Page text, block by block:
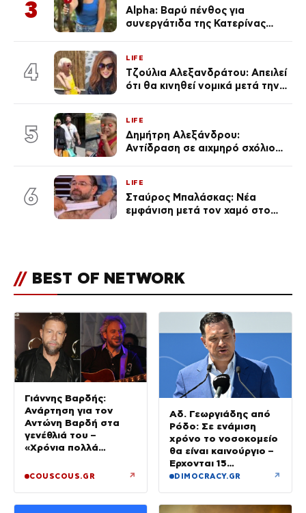
3
Alpha: Βαρύ πένθος για
συνεργάτιδα της Κατερίνας
του Θεού»
4
LIFE
Τζούλια Αλεξανδράτου: Απειλεί
ότι θα κινηθεί νομικά μετά την
5
LIFE
Δημήτρη Αλεξάνδρου:
Αντίδραση σε αιχμηρό σχόλιο
6
LIFE
Σταύρος Μπαλάσκας: Νέα
εμφάνιση μετά τον χαμό στο
// BEST OF NETWORK
Γιάννης Βαρδής:
Ανάρτηση για τον
Αντώνη Βαρδή στα
γενέθλιά του –
«Χρόνια πολλά
COUSCOUS.GR ↗
Αδ. Γεωργιάδης από
Ρόδο: Σε ενάμιση
χρόνο το νοσοκομείο
θα είναι καινούργιο –
Έρχονται 15
νοσηλευτές και
DIMOCRACY.GR ↗